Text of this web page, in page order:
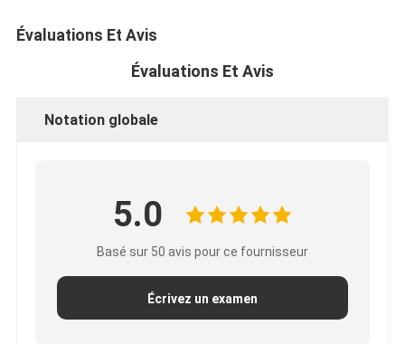
Évaluations Et Avis
Évaluations Et Avis
Notation globale
5.0
Basé sur 50 avis pour ce fournisseur
Écrivez un examen